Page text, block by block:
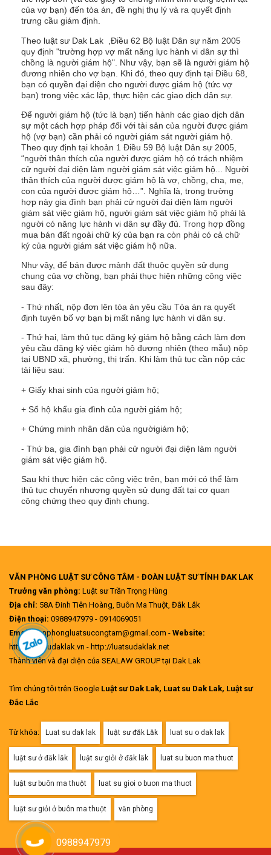
của vợ bạn) đến tòa án, đề nghị thụ lý và ra quyết định
trưng cầu giám định.
Theo luật sư Dak Lak
,Điều 62 Bộ luật Dân sự năm 2005
quy định "trường hợp vợ mất năng lực hành vi dân sự thì
chồng là người giám hộ". Như vậy, bạn sẽ là người giám hộ
đương nhiên cho vợ bạn. Khi đó, theo quy định tại Điều 68,
bạn có quyền đại diện cho người được giám hộ (tức vợ
bạn) trong việc xác lập, thực hiện các giao dịch dân sự.
Để người giám hộ (tức là bạn) tiến hành các giao dịch dân
sự một cách hợp pháp đối với tài sản của người được giám
hộ (vợ bạn) cần phải có người giám sát người giám hộ.
Theo quy định tại khoản 1 Điều 59 Bộ luật Dân sự 2005,
“người thân thích của người được giám hộ có trách nhiệm
cử người đại diện làm người giám sát việc giám hộ... Người
thân thích của người được giám hộ là vợ, chồng, cha, mẹ,
con của người được giám hộ…”. Nghĩa là, trong trường
hợp này gia đình bạn phải cử người đại diện làm người
giám sát việc giám hộ, người giám sát việc giám hộ phải là
người có năng lực hành vi dân sự đầy đủ. Trong hợp đồng
mua bán đất ngoài chữ ký của bạn ra còn phải có cả chữ
ký của người giám sát việc giám hộ nữa.
Như vậy, để bán được mảnh đất thuộc quyền sử dụng
chung của vợ chồng, bạn phải thực hiện những công việc
sau đây:
- Thứ nhất, nộp đơn lên tòa án yêu cầu Tòa án ra quyết
định tuyên bố vợ bạn bị mất năng lực hành vi dân sự.
- Thứ hai, làm thủ tục đăng ký giám hộ bằng cách làm đơn
yêu cầu đăng ký việc giám hộ đương nhiên (theo mẫu) nộp
tại UBND xã, phường, thị trấn. Khi làm thủ tục cần nộp các
tài liệu sau:
+ Giấy khai sinh của người giám hộ;
+ Sổ hộ khẩu gia đình của người giám hộ;
+ Chứng minh nhân dân của ngườigiám hộ;
- Thứ ba, gia đình bạn phải cử người đại diện làm người
giám sát việc giám hộ.
Sau khi thực hiện các công việc trên, bạn mới có thể làm
thủ tục chuyển nhượng quyền sử dụng đất tại cơ quan
công chứng theo quy định chung.
VĂN PHÒNG LUẬT SƯ CÔNG TÂM - ĐOÀN LUẬT SƯ TỈNH ĐAK LAK
Trưởng văn phòng: Luật sư Trần Trọng Hùng
Địa chỉ: 58A Đinh Tiên Hoàng, Buôn Ma Thuột, Đắk Lắk
Điện thoại: 0988947979 - 0914069051
Email:vanphongluatsucongtam@gmail.com - Website:
http://luatsudaklak.vn - http://luatsudaklak.net
Thành viên và đại diện của SEALAW GROUP tại Dak Lak
Tìm chúng tôi trên Google Luật sư Dak Lak, Luat su Dak Lak, Luật sư
Đắc Lắc
Từ khóa: Luat su dak lak luật sư đăk Lăk luat su o dak lak
luật sư ở đăk lăk luật sư giỏi ở đăk lăk luat su buon ma thuot
luật sư buôn ma thuột luat su gioi o buon ma thuot
luật sư giỏi ở buôn ma thuột văn phòng
0988947979